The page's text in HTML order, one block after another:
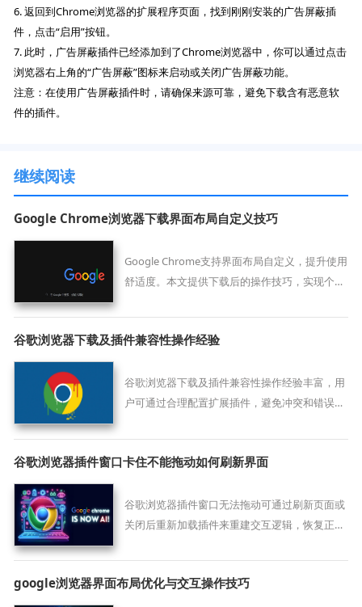
6. 返回到Chrome浏览器的扩展程序页面，找到刚刚安装的广告屏蔽插
件，点击“启用”按钮。
7. 此时，广告屏蔽插件已经添加到了Chrome浏览器中，你可以通过点击
浏览器右上角的“广告屏蔽”图标来启动或关闭广告屏蔽功能。
注意：在使用广告屏蔽插件时，请确保来源可靠，避免下载含有恶意软
件的插件。
继续阅读
Google Chrome浏览器下载界面布局自定义技巧
Google Chrome支持界面布局自定义，提升使用
舒适度。本文提供下载后的操作技巧，实现个性
谷歌浏览器下载及插件兼容性操作经验
谷歌浏览器下载及插件兼容性操作经验丰富，用
户可通过合理配置扩展插件，避免冲突和错误，
谷歌浏览器插件窗口卡住不能拖动如何刷新界面
谷歌浏览器插件窗口无法拖动可通过刷新页面或
关闭后重新加载插件来重建交互逻辑，恢复正常
google浏览器界面布局优化与交互操作技巧